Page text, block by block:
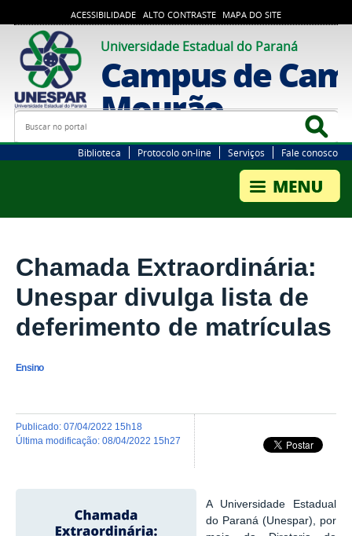
ACESSIBILIDADE ALTO CONTRASTE MAPA DO SITE
Universidade Estadual do Paraná
Campus de
Mourão
Busca
Biblioteca Protocolo on-line Serviços Fale conosco
Chamada Extraordinária:
Unespar divulga lista de
deferimento de matrículas
Ensino
publicado: 07/04/2022 15h18
última modificação: 08/04/2022 15h27
A Universidade Estadual
do Paraná (Unespar), por